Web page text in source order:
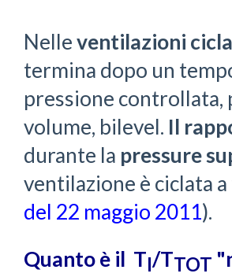
Nelleventilazioni
termina dopo un
pressione
volume, bilevel. Il
durante la pressure
ventilazione è ciclata
del 22 maggio 2011).
Quanto è il TI/TTOT